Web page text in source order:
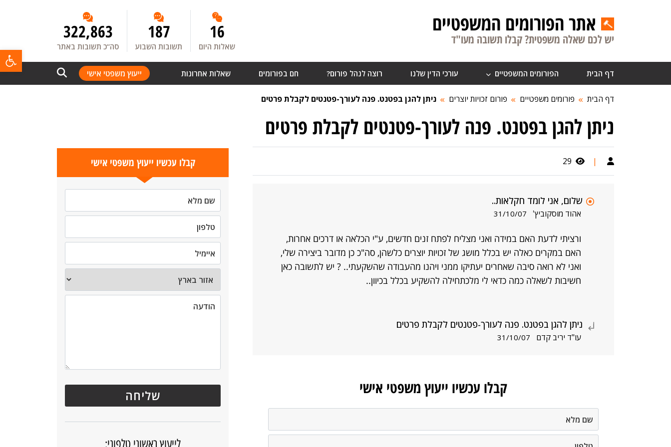
אתר הפורומים המשפטיים
יש לכם שאלה משפטית? קבלו תשובה מעו"ד 16
שאלות היום
187
תשובות השבוע
322,863
סה”כ תשובות באתר
דף הבית הפורומים המשפטיים עורכי הדין שלנו רוצה לנהל פורום? חם בפורומים שאלות אחרונות ייעוץ משפטי אישי
דף הבית פורומים משפטיים פורום זכויות יוצרים ניתן להגן בפטנט. פנה לעורך-פטנטים לקבלת פרטים
ניתן להגן בפטנט. פנה לעורך-פטנטים לקבלת פרטים
|
29
שלום, אני לומד חקלאות..
אהוד מוסקוביץ' 31/10/07
ורציתי לדעת האם במידה ואני מצליח לפתח זנים חדשים, ע"י הכלאה או דרכים אחרות,
האם במקרים כאלה יש בכלל מושג של זכויות יוצרים כלשהן, סה"כ כן מדובר ביצירה שלי,
ואני לא רואה סיבה שאחרים יעתיקו ממני ויהנו מהעבודה שהשקעתי.. ? יש לתשובה כאן
חשיבות לשאלה כמה כדאי לי מלכתחילה להשקיע בכלל בכיוון..
ניתן להגן בפטנט. פנה לעורך-פטנטים לקבלת פרטים
עו"ד יריב קדם 31/10/07
קבלו עכשיו ייעוץ משפטי אישי
קבלו עכשיו ייעוץ משפטי אישי
לייעוץ ראשוני טלפוני: